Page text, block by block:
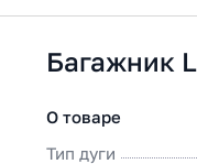
Багажник
О товаре
Тип дуги